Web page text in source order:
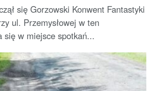
się Gorzowski Konwent Fantastyki
ul. Przemysłowej w ten
się w miejsce spotkań...